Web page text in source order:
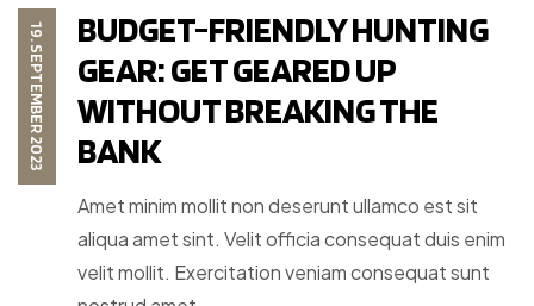
19. SEPTEMBER 2023
BUDGET-FRIENDLY HUNTING
GEAR: GET GEARED UP
WITHOUT BREAKING THE
BANK
Amet minim mollit non deserunt ullamco est sit
aliqua amet sint. Velit officia consequat duis enim
velit mollit. Exercitation veniam consequat sunt